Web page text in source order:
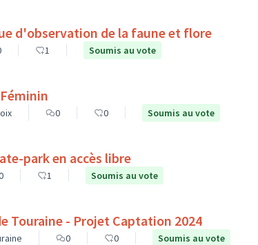
d'observation de la faune et flore
1 Soumis au vote
0 0 Soumis au vote
park en accès libre
1 Soumis au vote
Touraine - Projet Captation 2024
0 0 Soumis au vote